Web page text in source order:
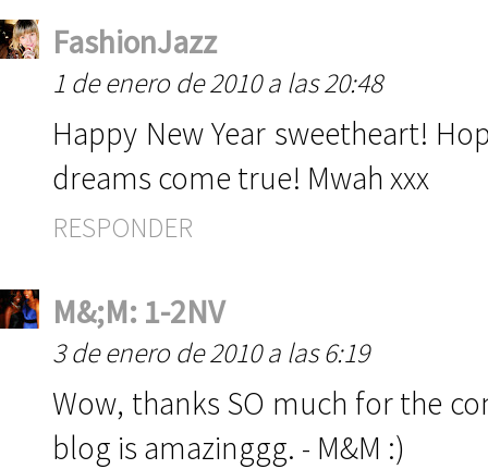
FashionJazz
1 de enero de 2010 a las 20:48
Happy New Year sweetheart!
dreams come true! Mwah xxx
RESPONDER
M&;M: 1-2NV
3 de enero de 2010 a las 6:19
Wow, thanks SO much for the
blog is amazinggg. - M&M :)